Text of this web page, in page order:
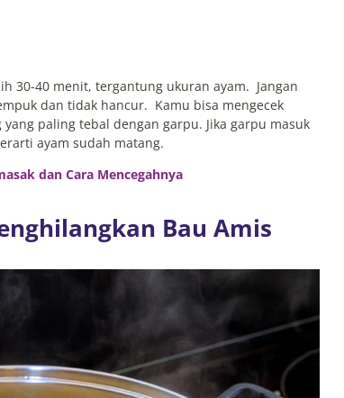
30-40 menit, tergantung ukuran ayam. Jangan
dan tidak hancur. Kamu bisa mengecek
paling tebal dengan garpu. Jika garpu masuk
ayam sudah matang.
dan Cara Mencegahnya
Bau Amis